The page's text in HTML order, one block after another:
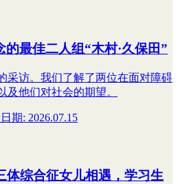
最佳二人组“木村·久保田”
采访。我们了解了两位在面对障碍
及他们对社会的期望。
期: 2026.07.15
体综合征女儿相遇，学习生